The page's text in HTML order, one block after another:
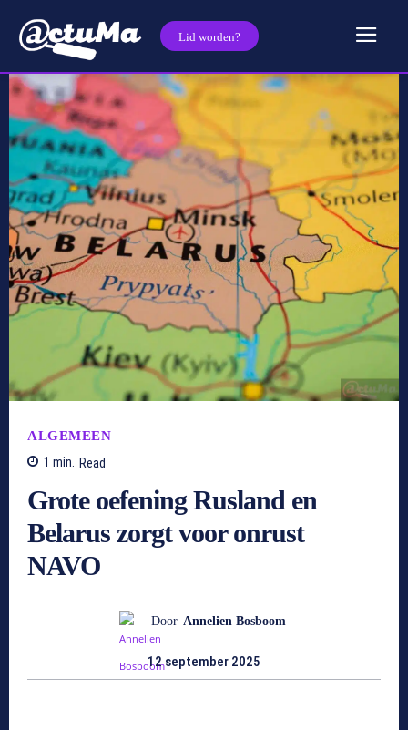
Lid worden?
ALGEMEEN
1 min. Read
Grote oefening Rusland en
Belarus zorgt voor onrust
NAVO
Door Annelien Bosboom
12 september 2025